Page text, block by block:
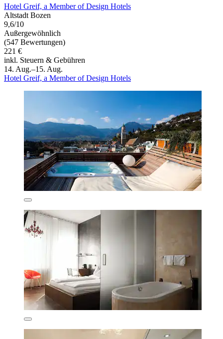
Hotel Greif, a Member of Design Hotels
Altstadt Bozen
9,6/10
Außergewöhnlich
(547 Bewertungen)
221 €
inkl. Steuern & Gebühren
14. Aug.–15. Aug.
Hotel Greif, a Member of Design Hotels